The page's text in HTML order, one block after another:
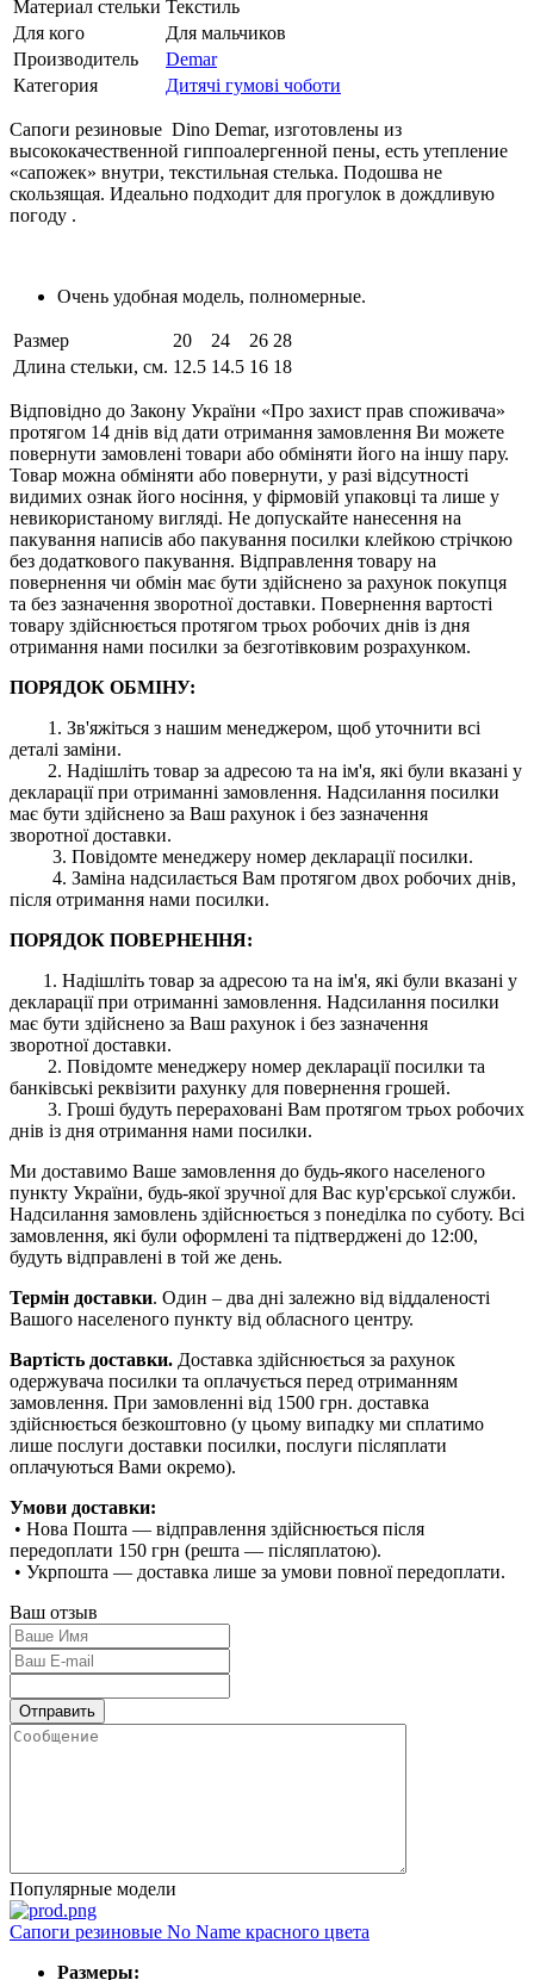
Материал стельки Текстиль
Для кого
Для мальчиков
Производитель
Demar
Категория
Дитячі гумові чоботи
Сапоги резиновые Dino Demar, изготовлены из
высококачественной гиппоалергенной пены, есть утепление
«сапожек» внутри, текстильная стелька. Подошва не
скользящая. Идеально подходит для прогулок в дождливую
погоду .
Очень удобная модель, полномерные.
Размер 20 24 26 28
Длина стельки, см. 12.5 14.5 16 18
Відповідно до Закону України «Про захист прав споживача»
протягом 14 днів від дати отримання замовлення Ви можете
повернути замовлені товари або обміняти його на іншу пару.
Товар можна обміняти або повернути, у разі відсутності
видимих ​​ознак його носіння, у фірмовій упаковці та лише у
невикористаному вигляді. Не допускайте нанесення на
пакування написів або пакування посилки клейкою стрічкою
без додаткового пакування. Відправлення товару на
повернення чи обмін має бути здійснено за рахунок покупця
та без зазначення зворотної доставки. Повернення вартості
товару здійснюється протягом трьох робочих днів із дня
отримання нами посилки за безготівковим розрахунком.
ПОРЯДОК ОБМІНУ:
1. Зв'яжіться з нашим менеджером, щоб уточнити всі
деталі заміни.
2. Надішліть товар за адресою та на ім'я, які були вказані у
декларації при отриманні замовлення. Надсилання посилки
має бути здійснено за Ваш рахунок і без зазначення
зворотної доставки.
3. Повідомте менеджеру номер декларації посилки.
4. Заміна надсилається Вам протягом двох робочих днів,
після отримання нами посилки.
ПОРЯДОК ПОВЕРНЕННЯ:
1. Надішліть товар за адресою та на ім'я, які були вказані у
декларації при отриманні замовлення. Надсилання посилки
має бути здійснено за Ваш рахунок і без зазначення
зворотної доставки.
2. Повідомте менеджеру номер декларації посилки та
банківські реквізити рахунку для повернення грошей.
3. Гроші будуть перераховані Вам протягом трьох робочих
днів із дня отримання нами посилки.
Ми доставимо Ваше замовлення до будь-якого населеного
пункту України, будь-якої зручної для Вас кур'єрської служби.
Надсилання замовлень здійснюється з понеділка по суботу. Всі
замовлення, які були оформлені та підтверджені до 12:00,
будуть відправлені в той же день.
Термін доставки. Один – два дні залежно від віддаленості
Вашого населеного пункту від обласного центру.
Вартість доставки. Доставка здійснюється за рахунок
одержувача посилки та оплачується перед отриманням
замовлення. При замовленні від 1500 грн. доставка
здійснюється безкоштовно (у цьому випадку ми сплатимо
лише послуги доставки посилки, послуги післяплати
оплачуються Вами окремо).
Умови доставки:
• Нова Пошта — відправлення здійснюється після
передоплати 150 грн (решта — післяплатою).
• Укрпошта — доставка лише за умови повної передоплати.
Ваш отзыв
Популярные модели
Сапоги резиновые No Name красного цвета
Размеры: